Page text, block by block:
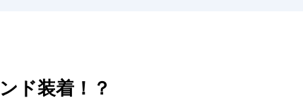
ド装着！？